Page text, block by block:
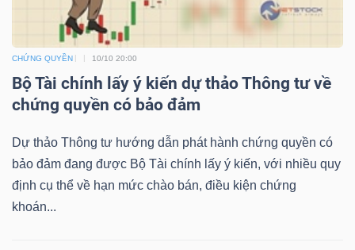
CHỨNG QUYỀN 10/10 20:00
Bộ Tài chính lấy ý kiến dự thảo Thông tư về
chứng quyền có bảo đảm
Dự thảo Thông tư hướng dẫn phát hành chứng quyền có
bảo đảm đang được Bộ Tài chính lấy ý kiến, với nhiều quy
định cụ thể về hạn mức chào bán, điều kiện chứng
khoán...
CÔNG
TIÊU
DÙNG
KHÔNG